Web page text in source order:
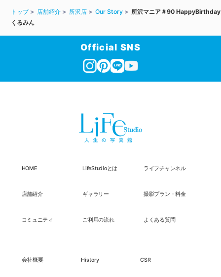
トップ 店舗紹介 所沢店 Our Story
所沢マニア＃90 HappyBirthday
くるみん
Official SNS
HOME LifeStudioとは ライフチャンネル
店舗紹介 ギャラリー 撮影プラン・料金
コミュニティ ご利用の流れ よくある質問
会社概要 History CSR